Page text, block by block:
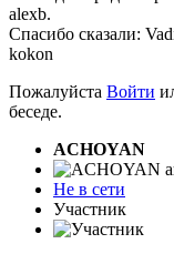
alexb.
Спасибо сказали:
kokon
Пожалуйста Войти
беседе.
ACHOYAN
Не в сети
Участник